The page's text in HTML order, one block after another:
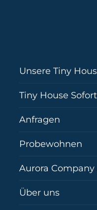
Unsere Tiny
Tiny House
Anfragen
Probewohnen
Aurora
Über uns